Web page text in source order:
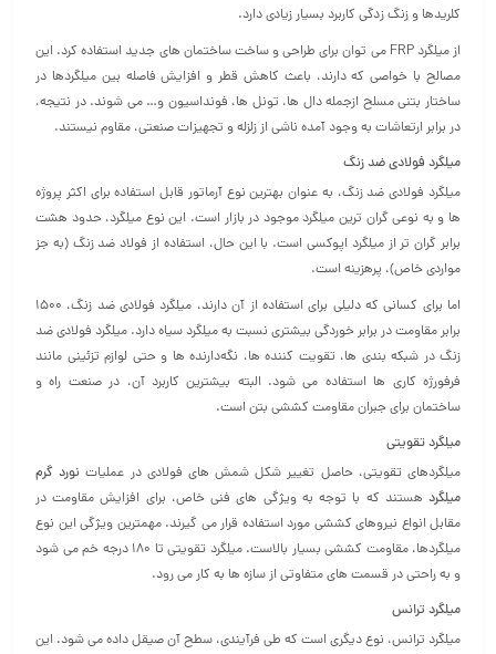
كلريدها و زنگ زدگی کاربرد بسیار زیادی دارد.
از میلگرد FRP می‌ توان برای طراحی و ساخت ساختمان‌ های جدید استفاده کرد. این
مصالح با خواصی که دارند، باعث کاهش قطر و افزایش فاصله‌ بین میلگردها در
ساختار بتنی مسلح ازجمله دال‌ ها، تونل‌ ها، فونداسیون و… می‌ شوند. در نتیجه،
در برابر ارتعاشات به وجود آمده ناشی از زلزله و تجهیزات صنعتی، مقاوم نیستند.
میلگرد فولادی ضد زنگ
میلگرد فولادی ضد زنگ، به عنوان بهترین نوع آرماتور قابل استفاده برای اکثر پروژه
ها و به نوعی گران‌ ترین میلگرد موجود در بازار است. این نوع میلگرد، حدود هشت
برابر گران‌ تر از میلگرد اپوکسی است. با این حال، استفاده از فولاد ضد زنگ (به جز
مواردی خاص)، پرهزینه است.
اما برای کسانی که دلیلی برای استفاده از آن دارند، میلگرد فولادی ضد زنگ، 1500
برابر مقاومت در برابر خوردگی بیشتری نسبت به میلگرد سیاه دارد. میلگرد فولادی ضد
زنگ در شبکه‌ بندی‌ ها، تقویت‌ کننده‌ ها، نگه‌دارنده‌ ها و حتی لوازم تزئینی مانند
فرفورژه‌ کاری‌ ها استفاده می‌ شود. البته بیشترین کاربرد آن، در صنعت راه و
ساختمان برای جبران مقاومت کششی بتن است.
میلگرد تقویتی
میلگردهای تقویتی، حاصل تغییر شکل شمش‌ های فولادی در عملیاتنورد گرم
میلگرد هستند که با توجه به ویژگی‌ های فنی خاص‌، برای افزایش مقاومت در
مقابل انواع نیروهای کششی مورد استفاده قرار می‌ گیرند. مهمترین ویژگی این نوع
میلگردها، مقاومت کششی بسیار بالاست. میلگرد تقویتی تا 180 درجه خم می‌ شود
و به راحتی در قسمت‌ های متفاوتی از سازه‌ ها به کار می رود.
میلگرد ترانس
میلگرد ترانس، نوع دیگری است که طی فرآیندی، سطح آن صیقل داده می‌ شود. این